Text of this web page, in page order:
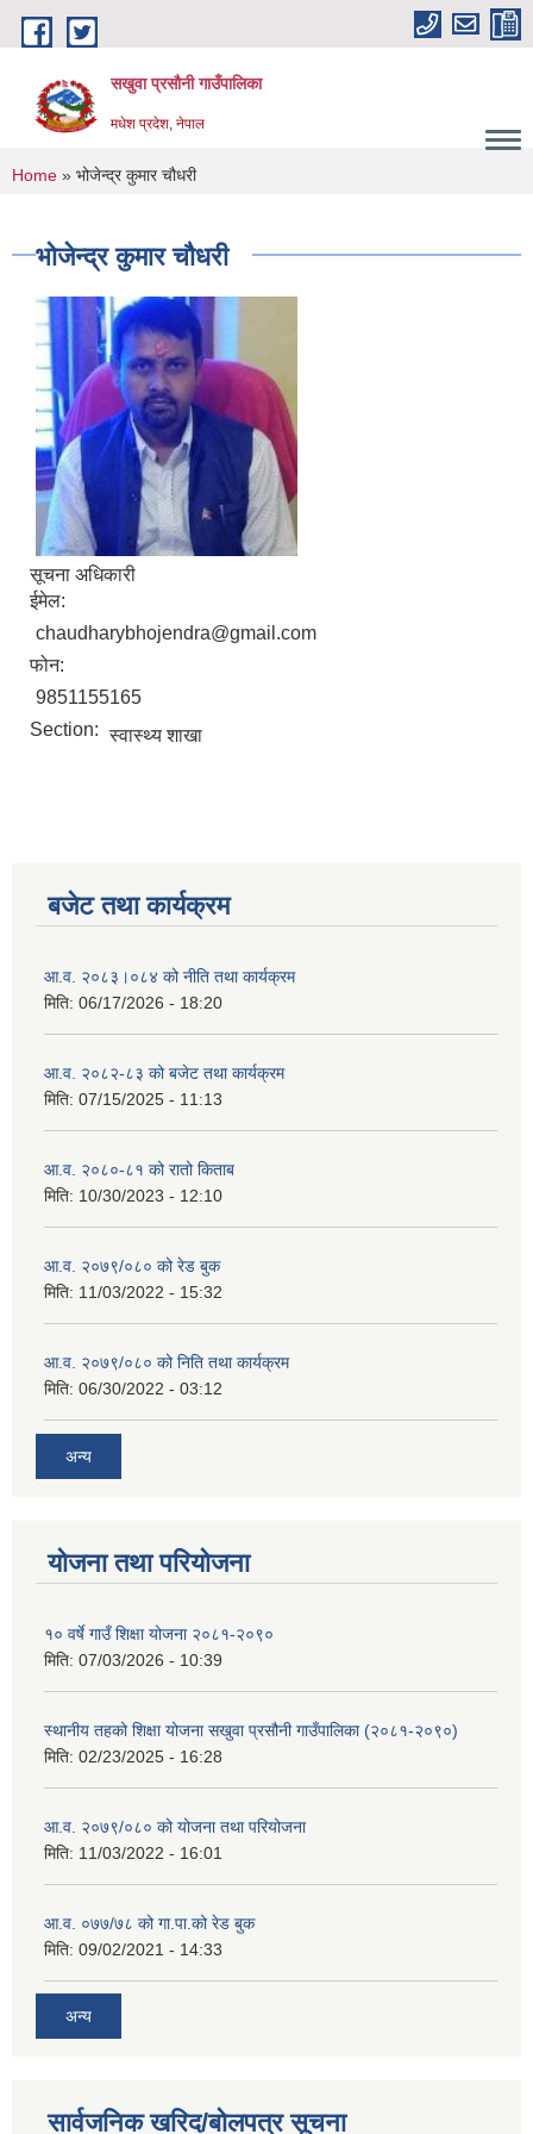
Skip to main content
सखुवा प्रसौनी गाउँपालिका
मधेश प्रदेश, नेपाल
You are here
Home » भोजेन्द्र कुमार चौधरी
भोजेन्द्र कुमार चौधरी
सूचना अधिकारी
ईमेल:
chaudharybhojendra@gmail.com
फोन:
9851155165
Section: स्वास्थ्य शाखा
बजेट तथा कार्यक्रम
आ.व. २०८३।०८४ को नीति तथा कार्यक्रम
मिति: 06/17/2026 - 18:20
आ.व. २०८२-८३ को बजेट तथा कार्यक्रम
मिति: 07/15/2025 - 11:13
आ.व. २०८०-८१ को रातो किताब
मिति: 10/30/2023 - 12:10
आ.व. २०७९/०८० को रेड बुक
मिति: 11/03/2022 - 15:32
आ.व. २०७९/०८० को निति तथा कार्यक्रम
मिति: 06/30/2022 - 03:12
अन्य
योजना तथा परियोजना
१० वर्षे गाउँ शिक्षा योजना २०८१-२०९०
मिति: 07/03/2026 - 10:39
स्थानीय तहको शिक्षा योजना सखुवा प्रसौनी गाउँपालिका (२०८१-२०९०)
मिति: 02/23/2025 - 16:28
आ.व. २०७९/०८० को योजना तथा परियोजना
मिति: 11/03/2022 - 16:01
आ.व. ०७७/७८ को गा.पा.को रेड बुक
मिति: 09/02/2021 - 14:33
अन्य
सार्वजनिक खरिद/बोलपत्र सूचना